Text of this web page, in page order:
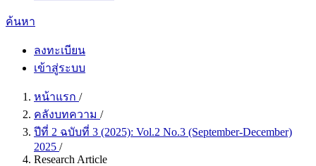
ค้นหา
ลงทะเบียน
เข้าสู่ระบบ
หน้าแรก /
คลังบทความ /
ปีที่ 2 ฉบับที่ 3 (2025): Vol.2 No.3 (September-December)
2025 /
Research Article